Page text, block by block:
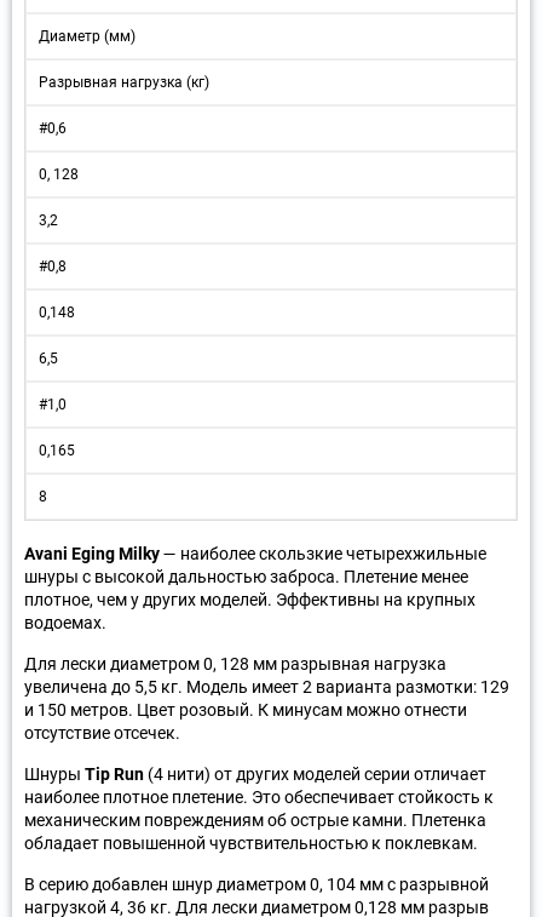
Диаметр (мм)
Разрывная нагрузка (кг)
#0,6
0, 128
3,2
#0,8
0,148
6,5
#1,0
0,165
8
Avani Eging Milky— наиболее скользкие четырехжильные
шнуры с высокой дальностью заброса. Плетение менее
плотное, чем у других моделей. Эффективны на крупных
водоемах.
Для лески диаметром 0, 128 мм разрывная нагрузка
увеличена до 5,5 кг. Модель имеет 2 варианта размотки: 129
и 150 метров. Цвет розовый. К минусам можно отнести
отсутствие отсечек.
Шнуры Tip Run (4 нити) от других моделей серии отличает
наиболее плотное плетение. Это обеспечивает стойкость к
механическим повреждениям об острые камни. Плетенка
обладает повышенной чувствительностью к поклевкам.
В серию добавлен шнур диаметром 0, 104 мм с разрывной
нагрузкой 4, 36 кг. Для лески диаметром 0,128 мм разрыв